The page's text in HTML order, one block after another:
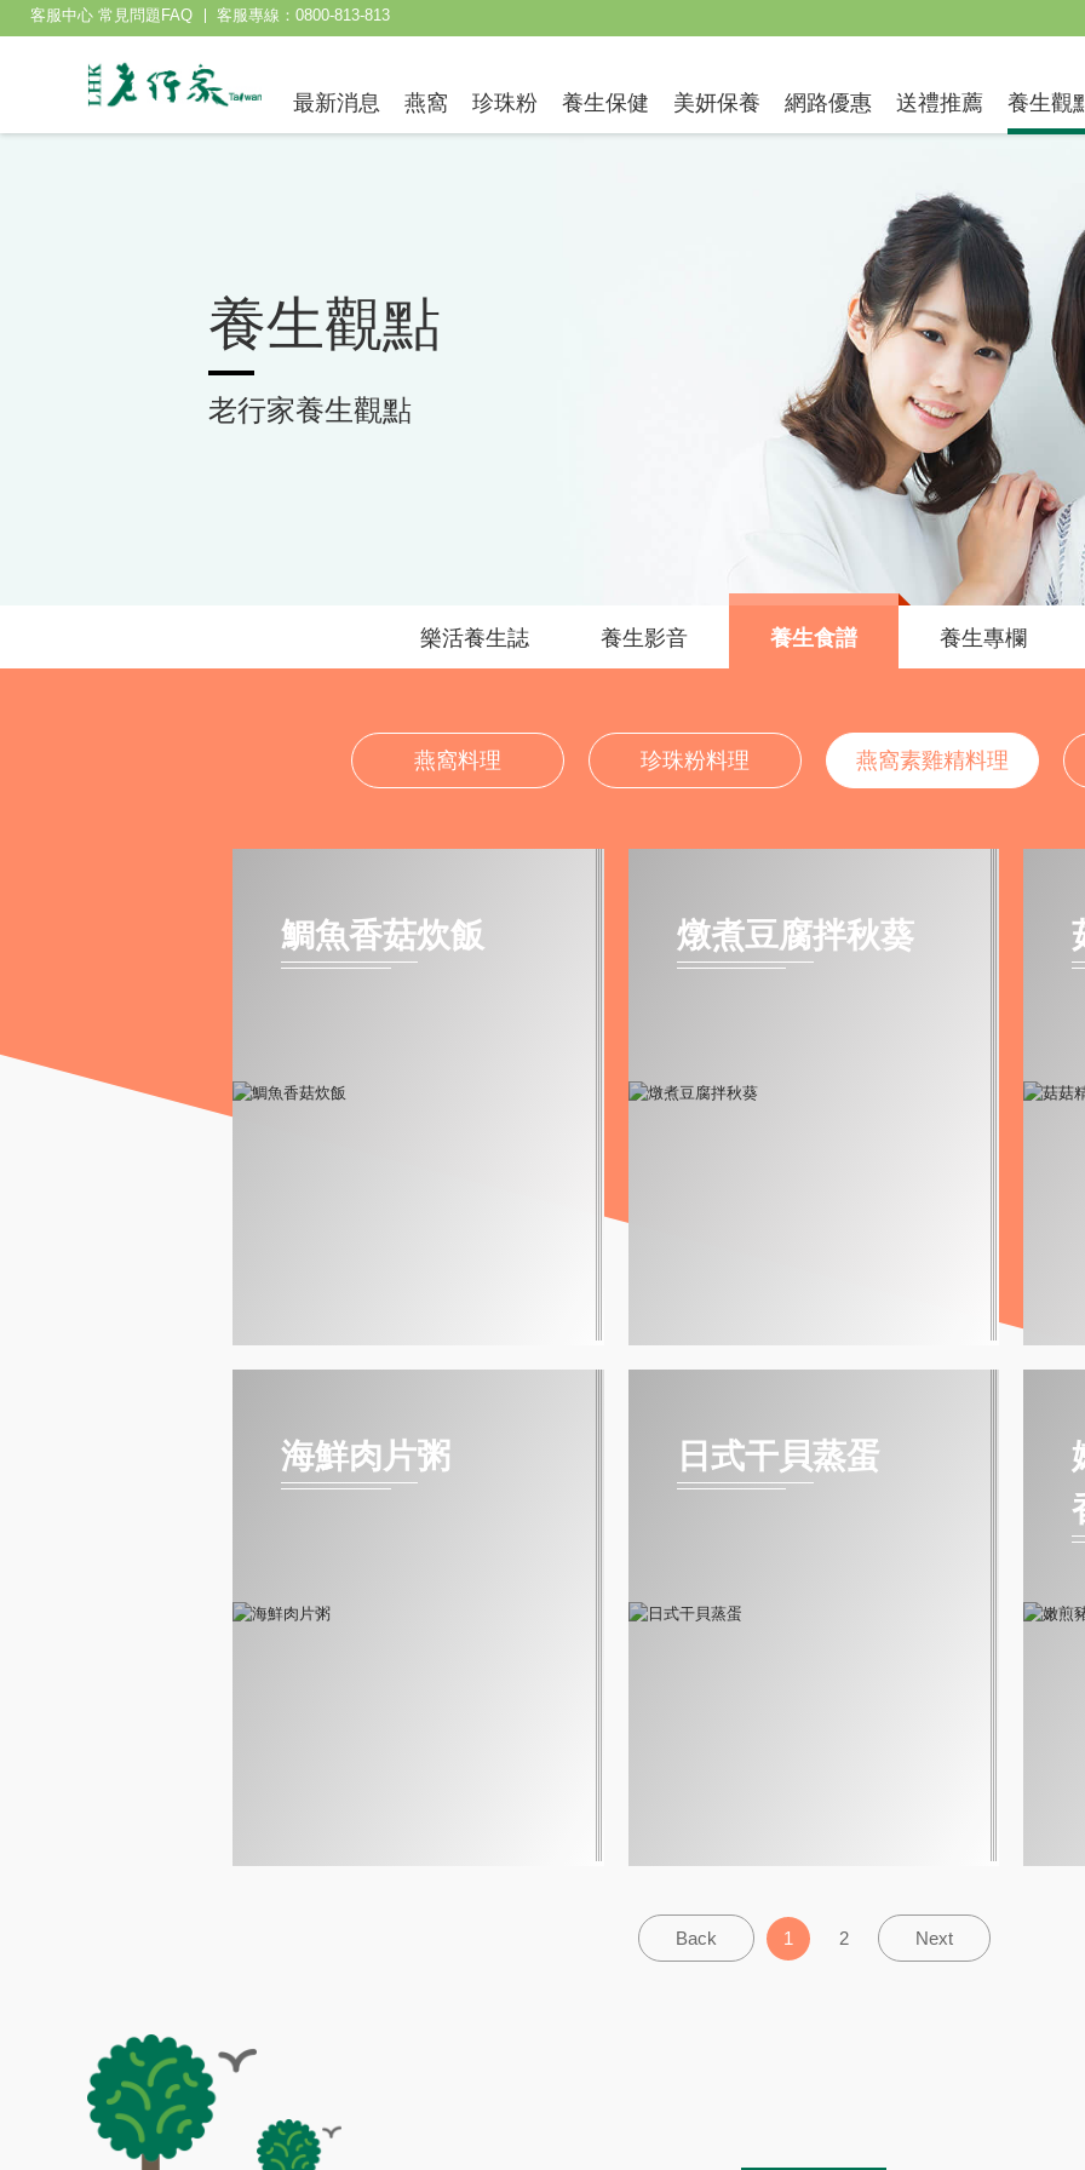
養生觀點
老行家養生觀點
樂活養生誌 養生影音 養生食譜 養生專欄
燕窩料理 珍珠粉料理 燕窩素雞精料理
鯛魚香菇炊飯 燉煮豆腐拌秋葵
海鮮肉片粥 日式干貝蒸蛋
Back 1 2 Next
最新消息 燕窩 珍珠粉 養生保健 美妍保養 網路優惠 送禮推薦 養生觀
客服中心 常見問題FAQ 客服專線：0800-813-813